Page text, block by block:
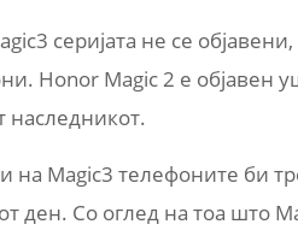
серијата не се
Honor Magic 2 е објавен
наследникот.
на Magic3 телефоните би
ден. Со оглед на тоа што